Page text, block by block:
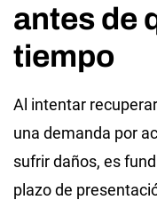
antes de
tiempo
Al intentar
una demanda por
sufrir daños, es
plazo de